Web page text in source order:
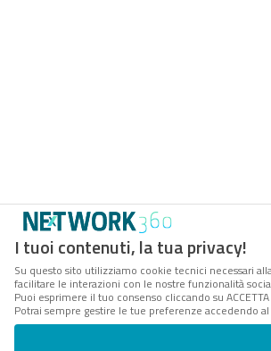
I tuoi contenuti, la tua privacy!
Su questo sito utilizziamo cookie tecnici necessari
facilitare le interazioni con le nostre funzionalità
Puoi esprimere il tuo consenso cliccando su
Potrai sempre gestire le tue preferenze accedendo